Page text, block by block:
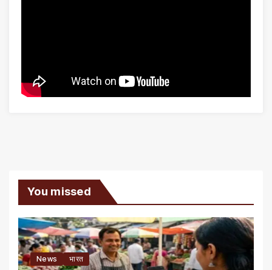
You missed
News भारत